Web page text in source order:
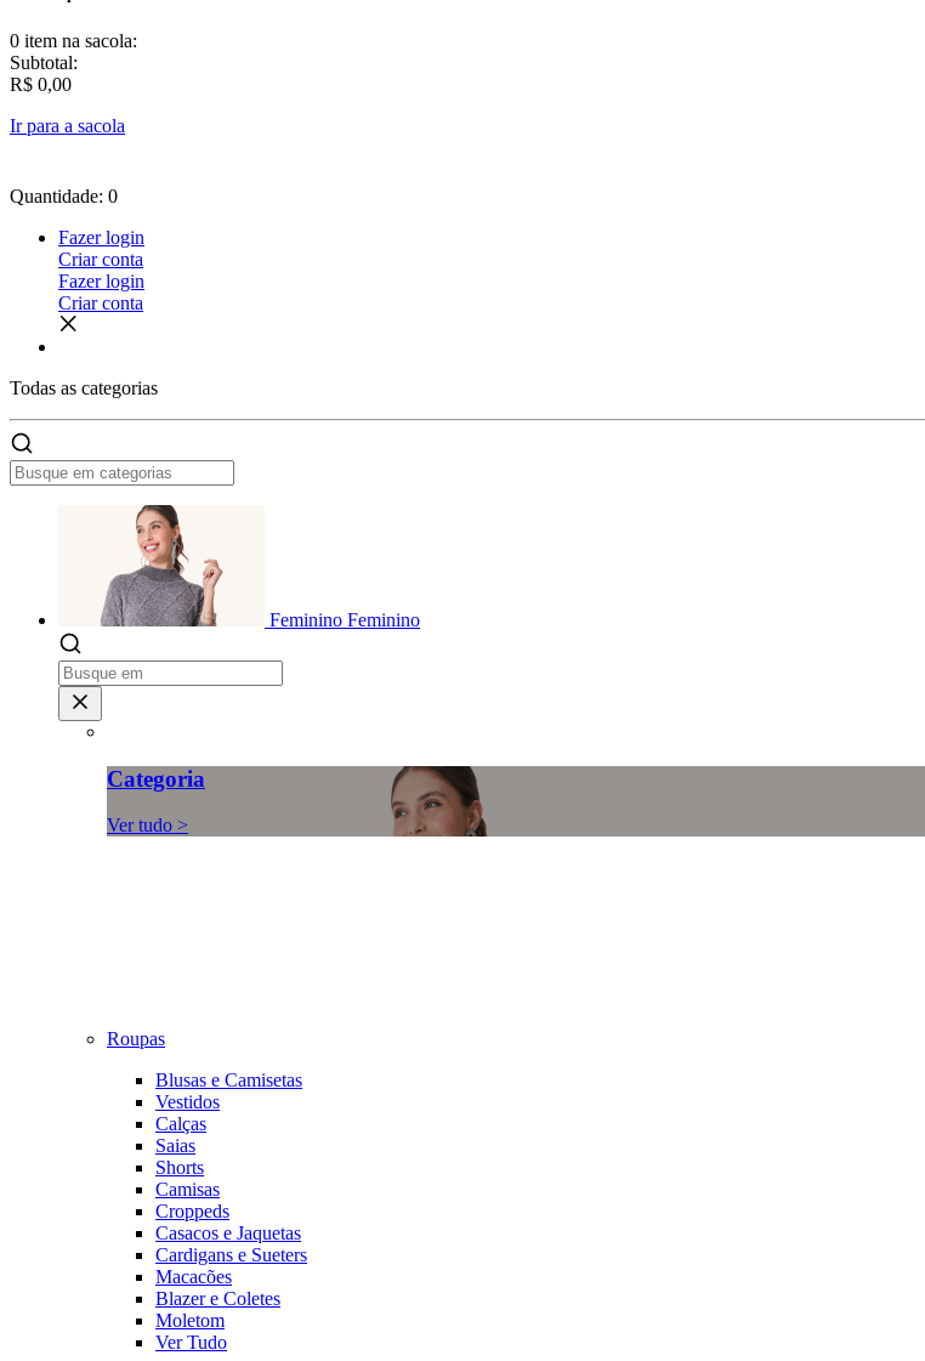
0 item na sacola:
Subtotal:
R$ 0,00
Ir para a sacola
Quantidade: 0
Fazer login
Criar conta
Fazer login
Criar conta
Todas as categorias
Feminino Feminino
Categoria
Ver tudo >
Roupas
Blusas e Camisetas
Vestidos
Calças
Saias
Shorts
Camisas
Croppeds
Casacos e Jaquetas
Cardigans e Sueters
Macacões
Blazer e Coletes
Moletom
Ver Tudo